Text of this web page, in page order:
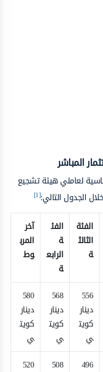
المباشر
لعاملي هيئة تشجيع
الجدول التالي:[1]
الفئة
الثالث
ة
الفئ
ة
الرابع
ة
آخر
المرب
وط
556
دينار
كويت
ي
568
دينار
كويت
ي
580
دينار
كويت
ي
496
508
520